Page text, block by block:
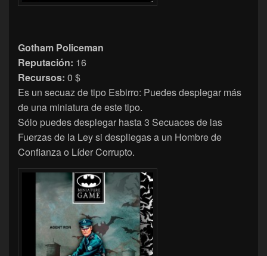
Gotham Policeman
Reputación: 16
Recursos: 0 $
Es un secuaz de tipo Esbirro: Puedes desplegar más
de una miniatura de este tipo.
Sólo puedes desplegar hasta 3 Secuaces de las
Fuerzas de la Ley si despliegas a un Hombre de
Confianza o Líder Corrupto.